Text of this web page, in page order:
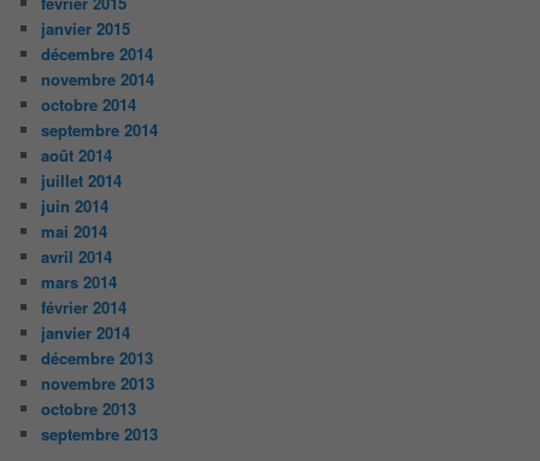
janvier 2015
décembre 2014
novembre 2014
octobre 2014
septembre 2014
août 2014
juillet 2014
juin 2014
mai 2014
avril 2014
mars 2014
février 2014
janvier 2014
décembre 2013
novembre 2013
octobre 2013
septembre 2013